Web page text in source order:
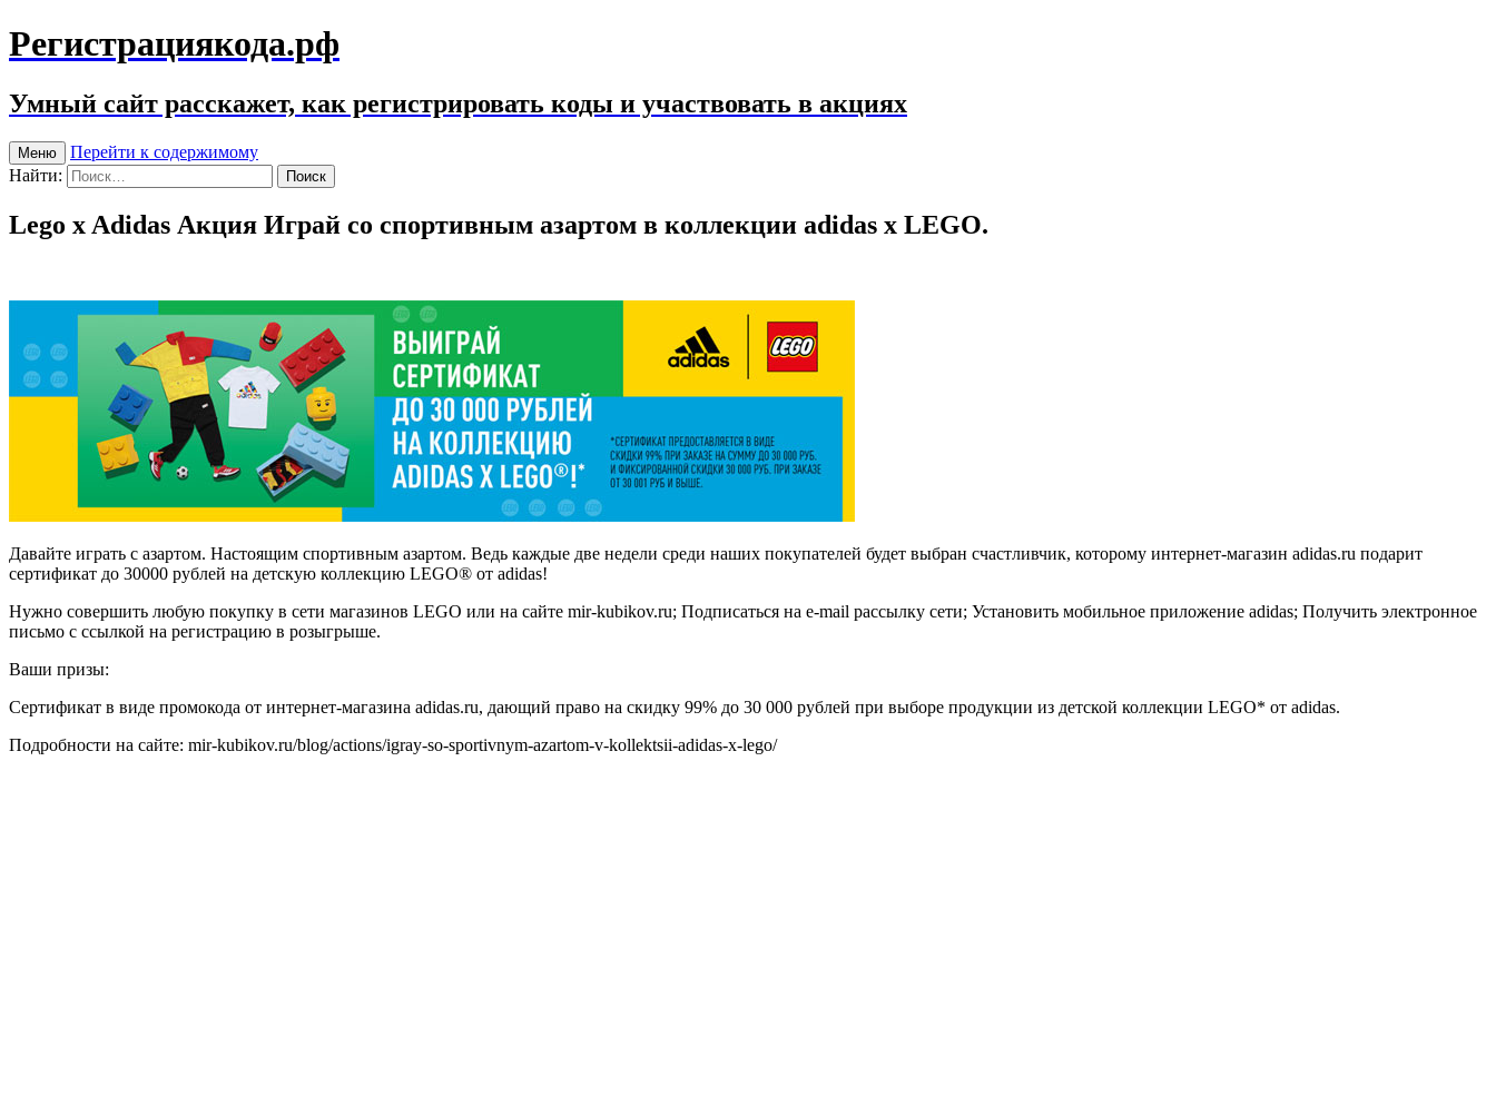
Регистрациякода.рф
Умный сайт расскажет, как регистрировать коды и участвовать в акциях
Меню
Перейти к содержимому
Найти:
Lego x Adidas Акция Играй со спортивным азартом в коллекции adidas x LEGO.
Давайте играть с азартом. Настоящим спортивным азартом. Ведь каждые две недели среди наших покупателей будет выбран счастливчик, которому интернет-магазин adidas.ru подарит
сертификат до 30000 рублей на детскую коллекцию LEGO® от adidas!
Нужно совершить любую покупку в сети магазинов LEGO или на сайте mir-kubikov.ru; Подписаться на e-mail рассылку сети; Установить мобильное приложение adidas; Получить электронное
письмо с ссылкой на регистрацию в розыгрыше.
Ваши призы:
Сертификат в виде промокода от интернет-магазина adidas.ru, дающий право на скидку 99% до 30 000 рублей при выборе продукции из детской коллекции LEGO* от adidas.
Подробности на сайте: mir-kubikov.ru/blog/actions/igray-so-sportivnym-azartom-v-kollektsii-adidas-x-lego/